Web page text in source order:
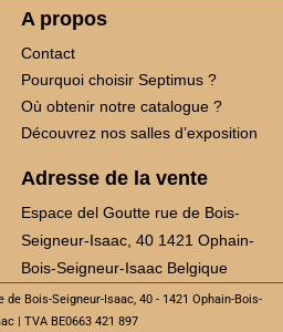
A propos
Contact
Pourquoi choisir Septimus ?
Où obtenir notre catalogue ?
Découvrez nos salles d’exposition
Adresse de la vente
Espace del Goutte rue de Bois-
Seigneur-Isaac, 40 1421 Ophain-
Bois-Seigneur-Isaac Belgique
de Bois-Seigneur-Isaac, 40 - 1421 Ophain-Bois-
| TVA BE0663 421 897